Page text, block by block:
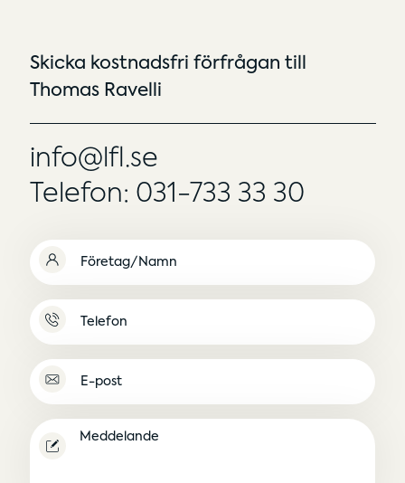
Skicka kostnadsfri förfrågan till
Thomas Ravelli
info@lfl.se
Telefon: 031-733 33 30
Namn
(Obligatoriskt)
Namnlös
E-
post
(Obligatoriskt)
Meddelande